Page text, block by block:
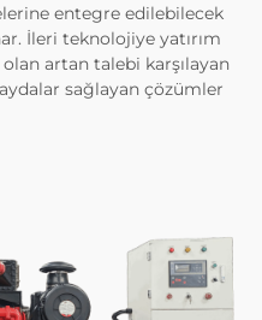
entegre edilebilecek
İleri teknolojiye yatırım
artan talebi karşılayan
sağlayan çözümler